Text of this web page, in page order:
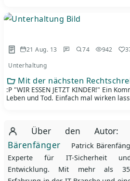
21 Aug. 13 74 942
Unterhaltung
Mit der nächsten
:P "WIR ESSEN JETZT KINDER!" Ein
Leben und Tod. Einfach mal wirken
Über den Autor:
Bärenfänger
Patrick
Experte für IT-Sicherheit
Entwicklung. Mit mehr als